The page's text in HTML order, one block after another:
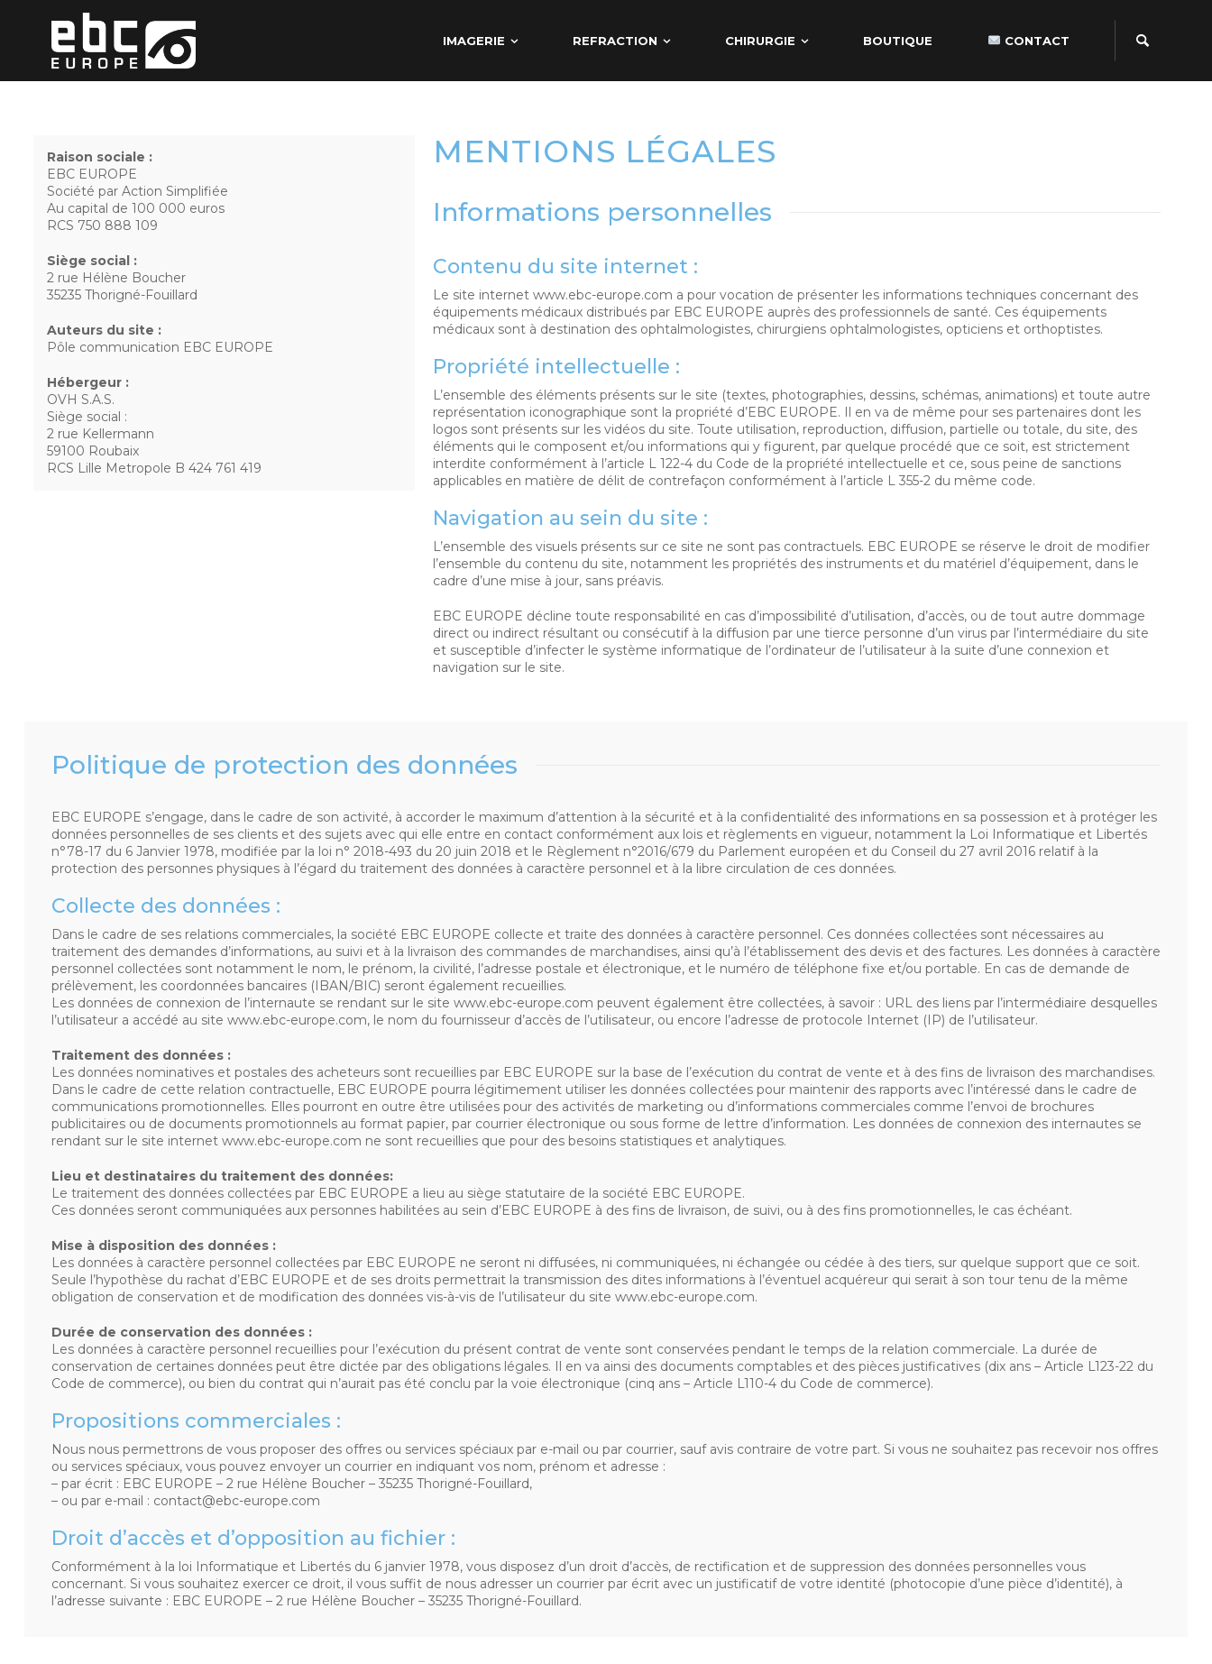
IMAGERIE REFRACTION CHIRURGIE BOUTIQUE CONTACT
Raison sociale :
EBC EUROPE
Société par Action Simplifiée
Au capital de 100 000 euros
RCS 750 888 109
Siège social :
2 rue Hélène Boucher
35235 Thorigné-Fouillard
Auteurs du site :
Pôle communication EBC EUROPE
Hébergeur :
OVH S.A.S.
Siège social :
2 rue Kellermann
59100 Roubaix
RCS Lille Metropole B 424 761 419
MENTIONS LÉGALES
Informations personnelles
Contenu du site internet :
Le site internet www.ebc-europe.com a pour vocation de présenter les informations techniques concernant des
équipements médicaux distribués par EBC EUROPE auprès des professionnels de santé. Ces équipements
médicaux sont à destination des ophtalmologistes, chirurgiens ophtalmologistes, opticiens et orthoptistes.
Propriété intellectuelle :
L’ensemble des éléments présents sur le site (textes, photographies, dessins, schémas, animations) et toute autre
représentation iconographique sont la propriété d’EBC EUROPE. Il en va de même pour ses partenaires dont les
logos sont présents sur les vidéos du site. Toute utilisation, reproduction, diffusion, partielle ou totale, du site, des
éléments qui le composent et/ou informations qui y figurent, par quelque procédé que ce soit, est strictement
interdite conformément à l’article L 122-4 du Code de la propriété intellectuelle et ce, sous peine de sanctions
applicables en matière de délit de contrefaçon conformément à l’article L 355-2 du même code.
Navigation au sein du site :
L’ensemble des visuels présents sur ce site ne sont pas contractuels. EBC EUROPE se réserve le droit de modifier
l’ensemble du contenu du site, notamment les propriétés des instruments et du matériel d’équipement, dans le
cadre d’une mise à jour, sans préavis.
EBC EUROPE décline toute responsabilité en cas d’impossibilité d’utilisation, d’accès, ou de tout autre dommage
direct ou indirect résultant ou consécutif à la diffusion par une tierce personne d’un virus par l’intermédiaire du site
et susceptible d’infecter le système informatique de l’ordinateur de l’utilisateur à la suite d’une connexion et
navigation sur le site.
Politique de protection des données
EBC EUROPE s’engage, dans le cadre de son activité, à accorder le maximum d’attention à la sécurité et à la confidentialité des informations en sa possession et à protéger les
données personnelles de ses clients et des sujets avec qui elle entre en contact conformément aux lois et règlements en vigueur, notamment la Loi Informatique et Libertés
n°78-17 du 6 Janvier 1978, modifiée par la loi n° 2018-493 du 20 juin 2018 et le Règlement n°2016/679 du Parlement européen et du Conseil du 27 avril 2016 relatif à la
protection des personnes physiques à l’égard du traitement des données à caractère personnel et à la libre circulation de ces données.
Collecte des données :
Dans le cadre de ses relations commerciales, la société EBC EUROPE collecte et traite des données à caractère personnel. Ces données collectées sont nécessaires au
traitement des demandes d’informations, au suivi et à la livraison des commandes de marchandises, ainsi qu’à l’établissement des devis et des factures. Les données à caractère
personnel collectées sont notamment le nom, le prénom, la civilité, l’adresse postale et électronique, et le numéro de téléphone fixe et/ou portable. En cas de demande de
prélèvement, les coordonnées bancaires (IBAN/BIC) seront également recueillies.
Les données de connexion de l’internaute se rendant sur le site www.ebc-europe.com peuvent également être collectées, à savoir : URL des liens par l’intermédiaire desquelles
l’utilisateur a accédé au site www.ebc-europe.com, le nom du fournisseur d’accès de l’utilisateur, ou encore l’adresse de protocole Internet (IP) de l’utilisateur.
Traitement des données :
Les données nominatives et postales des acheteurs sont recueillies par EBC EUROPE sur la base de l’exécution du contrat de vente et à des fins de livraison des marchandises.
Dans le cadre de cette relation contractuelle, EBC EUROPE pourra légitimement utiliser les données collectées pour maintenir des rapports avec l’intéressé dans le cadre de
communications promotionnelles. Elles pourront en outre être utilisées pour des activités de marketing ou d’informations commerciales comme l’envoi de brochures
publicitaires ou de documents promotionnels au format papier, par courrier électronique ou sous forme de lettre d’information. Les données de connexion des internautes se
rendant sur le site internet www.ebc-europe.com ne sont recueillies que pour des besoins statistiques et analytiques.
Lieu et destinataires du traitement des données:
Le traitement des données collectées par EBC EUROPE a lieu au siège statutaire de la société EBC EUROPE.
Ces données seront communiquées aux personnes habilitées au sein d’EBC EUROPE à des fins de livraison, de suivi, ou à des fins promotionnelles, le cas échéant.
Mise à disposition des données :
Les données à caractère personnel collectées par EBC EUROPE ne seront ni diffusées, ni communiquées, ni échangée ou cédée à des tiers, sur quelque support que ce soit.
Seule l’hypothèse du rachat d’EBC EUROPE et de ses droits permettrait la transmission des dites informations à l’éventuel acquéreur qui serait à son tour tenu de la même
obligation de conservation et de modification des données vis-à-vis de l’utilisateur du site www.ebc-europe.com.
Durée de conservation des données :
Les données à caractère personnel recueillies pour l’exécution du présent contrat de vente sont conservées pendant le temps de la relation commerciale. La durée de
conservation de certaines données peut être dictée par des obligations légales. Il en va ainsi des documents comptables et des pièces justificatives (dix ans – Article L123-22 du
Code de commerce), ou bien du contrat qui n’aurait pas été conclu par la voie électronique (cinq ans – Article L110-4 du Code de commerce).
Propositions commerciales :
Nous nous permettrons de vous proposer des offres ou services spéciaux par e-mail ou par courrier, sauf avis contraire de votre part. Si vous ne souhaitez pas recevoir nos offres
ou services spéciaux, vous pouvez envoyer un courrier en indiquant vos nom, prénom et adresse :
– par écrit : EBC EUROPE – 2 rue Hélène Boucher – 35235 Thorigné-Fouillard,
– ou par e-mail : contact@ebc-europe.com
Droit d’accès et d’opposition au fichier :
Conformément à la loi Informatique et Libertés du 6 janvier 1978, vous disposez d’un droit d’accès, de rectification et de suppression des données personnelles vous
concernant. Si vous souhaitez exercer ce droit, il vous suffit de nous adresser un courrier par écrit avec un justificatif de votre identité (photocopie d’une pièce d’identité), à
l’adresse suivante : EBC EUROPE – 2 rue Hélène Boucher – 35235 Thorigné-Fouillard.